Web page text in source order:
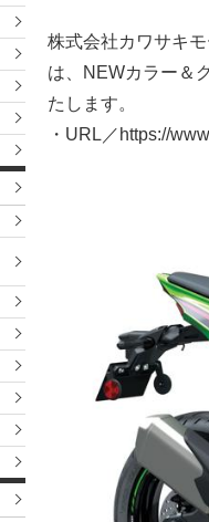
株式会社カワサキ
は、NEWカラー＆
たします。
・URL／https://